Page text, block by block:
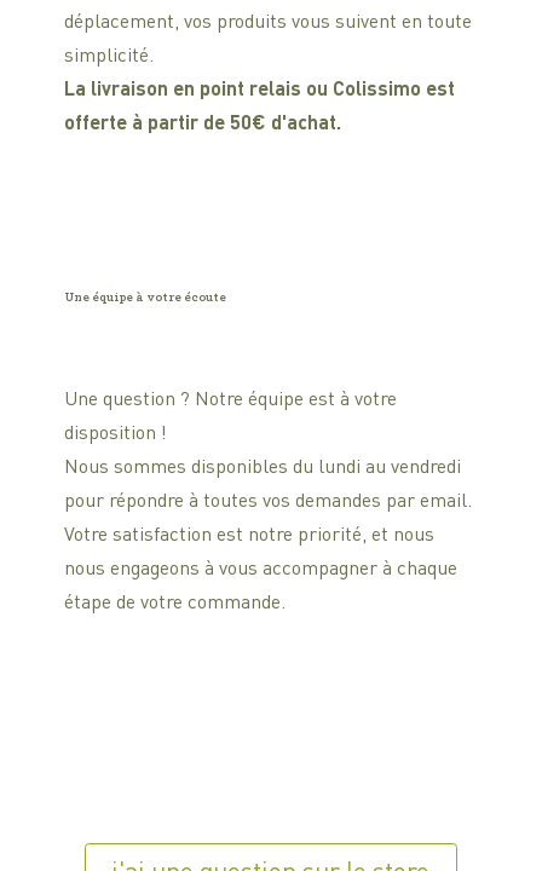
déplacement, vos produits vous suivent en toute
simplicité.
La livraison en point relais ou Colissimo est
offerte à partir de 50€ d'achat.
Une équipe à votre écoute
Une question ? Notre équipe est à votre
disposition !
Nous sommes disponibles du lundi au vendredi
pour répondre à toutes vos demandes par email.
Votre satisfaction est notre priorité, et nous
nous engageons à vous accompagner à chaque
étape de votre commande.